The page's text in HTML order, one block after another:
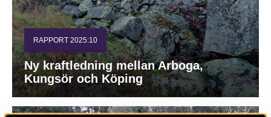
RAPPORT 2025:10
Ny kraftledning mellan Arboga,
Kungsör och Köping